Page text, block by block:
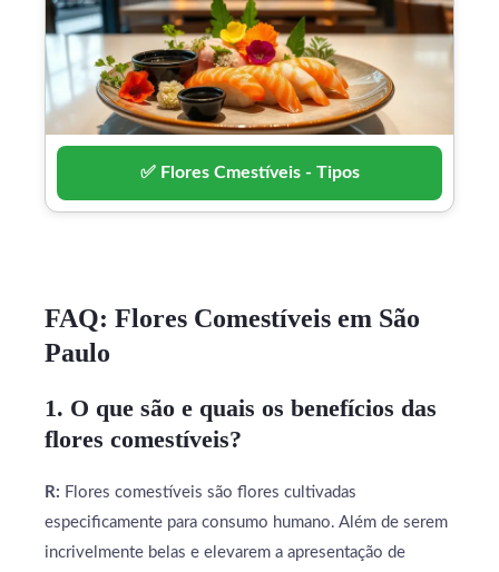
✅ Flores Cmestíveis - Tipos
FAQ: Flores Comestíveis em São
Paulo
1. O que são e quais os benefícios das
flores comestíveis?
R: Flores comestíveis são flores cultivadas
especificamente para consumo humano. Além de serem
incrivelmente belas e elevarem a apresentação de